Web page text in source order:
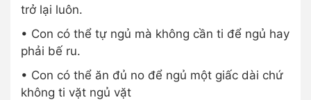
trở lại luôn.
• Con có thể tự ngủ mà không cần ti để ngủ hay
phải bế ru.
• Con có thể ăn đủ no để ngủ một giấc dài chứ
không ti vặt ngủ vặt